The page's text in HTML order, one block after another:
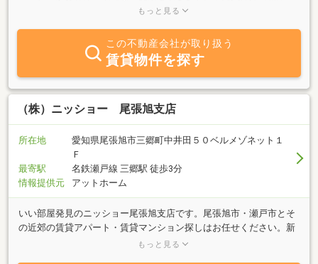
土地・戸建・マンションetc）・物件の選び方って？・いくらあれば
う？・新築と中古のメリット、デメリットって？◆売買仲介（売
却）・いくらで売れるか知りたい・相続した家をどうしたらいいの
か・・・・転勤や住み替えで今の家を売却したい◆賃貸仲介（アパ
ート・マンション・戸建・テナント・倉庫・土地etc）・ペット可や
敷金礼金ゼロの物件を探したい・遠方からの引っ越しで、地域のこ
とがよくわからない・広い一戸建てを借りてみたい・お店や事務所
トホームな「このまちの不動産屋さん」です。気軽にお立ち寄りく
ださい！ホームページにも物件を多数掲載中！ブログもやっていま
すのでぜひ一度ご覧ください！
もっと見る
この不動産会社が取り扱う
賃貸物件を探す
（株）ニッショー 尾張旭支店
所在地
愛知県尾張旭市三郷町中井田５０ベルメゾネット１
Ｆ
最寄駅
名鉄瀬戸線 三郷駅 徒歩3分
情報提供元
アットホーム
いい部屋発見のニッショー尾張旭支店です。尾張旭市・瀬戸市とそ
の近郊の賃貸アパート・賃貸マンション探しはお任せください。新
婚・ファミリーさんから単身さん向けの物件まで豊富な物件を取り
もっと見る